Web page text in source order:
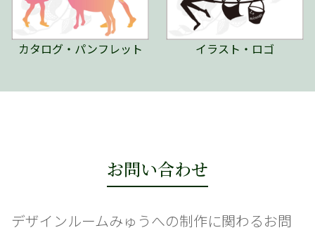
カタログ・パンフレット イラスト・ロゴ
お問い合わせ
デザインルームみゅうへの制作に関わるお問